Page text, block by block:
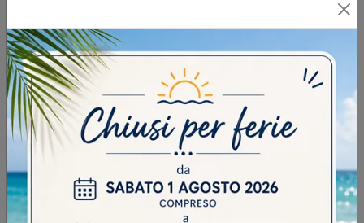
SFOGLIA I NOSTRI CATALOGHI
INVIA